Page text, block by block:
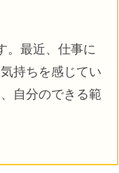
。最近、仕事に
持ちを感じてい
自分のできる範